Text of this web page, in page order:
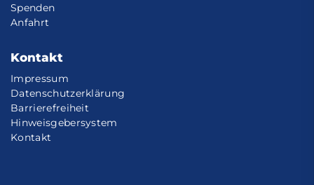
Spenden
Anfahrt
Kontakt
Impressum
Datenschutzerklärung
Barrierefreiheit
Hinweisgebersystem
Kontakt